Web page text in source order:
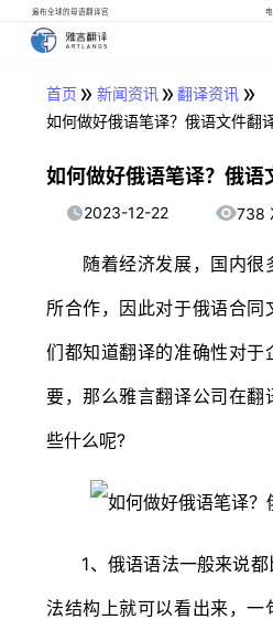
遍布全球的母语翻译官
首页 » 新闻资讯» 翻译资讯 »
如何做好俄语笔译？俄语文件翻
如何做好俄语笔译？俄语
2023-12-22 738
随着经济发展，国内很
所合作，因此对于俄语合
们都知道翻译的准确性对于
要，那么雅言翻译公司在翻
些什么呢?
1、俄语语法一般来说都
法结构上就可以看出来，一